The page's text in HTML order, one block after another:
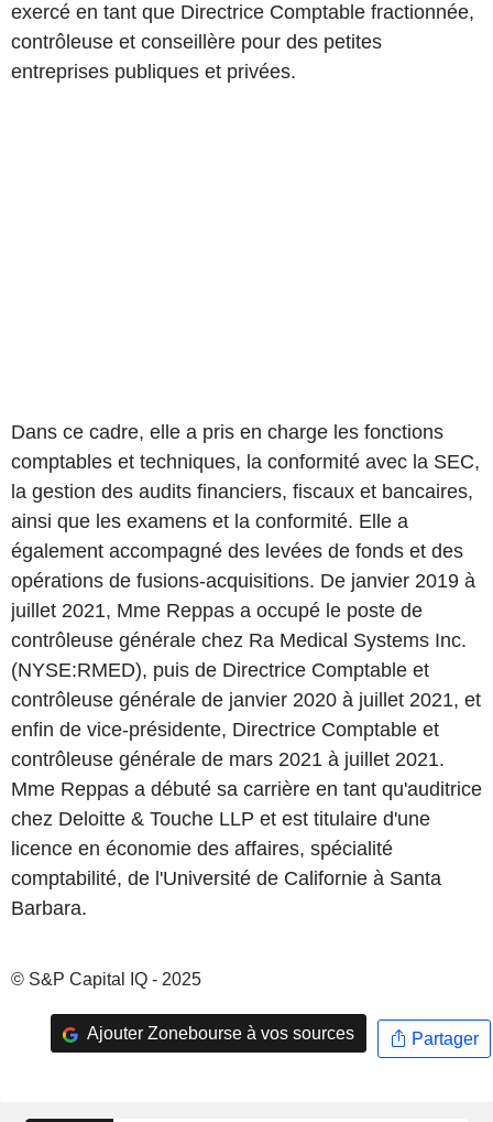
exercé en tant que Directrice Comptable fractionnée,
contrôleuse et conseillère pour des petites
entreprises publiques et privées.
Dans ce cadre, elle a pris en charge les fonctions
comptables et techniques, la conformité avec la SEC,
la gestion des audits financiers, fiscaux et bancaires,
ainsi que les examens et la conformité. Elle a
également accompagné des levées de fonds et des
opérations de fusions-acquisitions. De janvier 2019 à
juillet 2021, Mme Reppas a occupé le poste de
contrôleuse générale chez Ra Medical Systems Inc.
(NYSE:RMED), puis de Directrice Comptable et
contrôleuse générale de janvier 2020 à juillet 2021, et
enfin de vice-présidente, Directrice Comptable et
contrôleuse générale de mars 2021 à juillet 2021.
Mme Reppas a débuté sa carrière en tant qu'auditrice
chez Deloitte & Touche LLP et est titulaire d'une
licence en économie des affaires, spécialité
comptabilité, de l'Université de Californie à Santa
Barbara.
© S&P Capital IQ - 2025
Ajouter Zonebourse à vos sources Partager